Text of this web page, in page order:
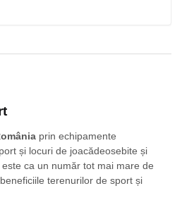
prin echipamente
și locuri de joacădeosebite și
ca un număr tot mai mare de
terenurilor de sport și